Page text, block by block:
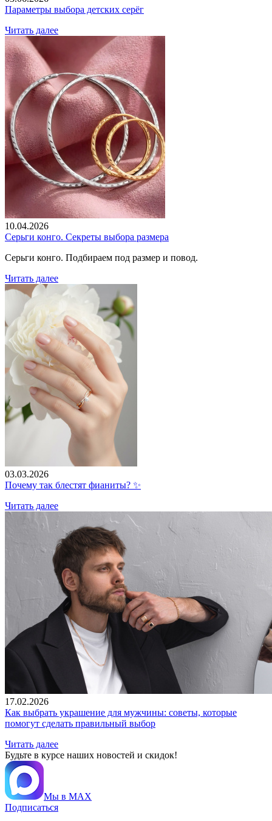
Параметры выбора детских серёг
Читать далее
10.04.2026
Серьги конго. Секреты выбора размера
Серьги конго. Подбираем под размер и повод.
Читать далее
03.03.2026
Почему так блестят фианиты? ✨
Читать далее
17.02.2026
Как выбрать украшение для мужчины: советы, которые
помогут сделать правильный выбор
Читать далее
Будьте в курсе наших новостей и скидок!
Мы в MAX
Подписаться